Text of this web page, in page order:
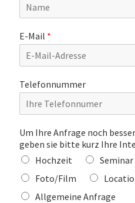
E-Mail *
Telefonnummer
Um Ihre Anfrage noch
geben sie bitte kurz Ihre
Hochzeit
Foto/Film
Allgemeine Anfrage